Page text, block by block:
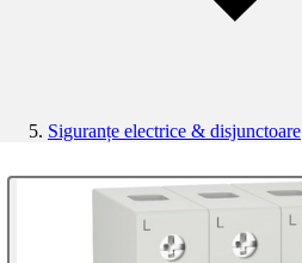
Siguranțe electrice & disjunctoare